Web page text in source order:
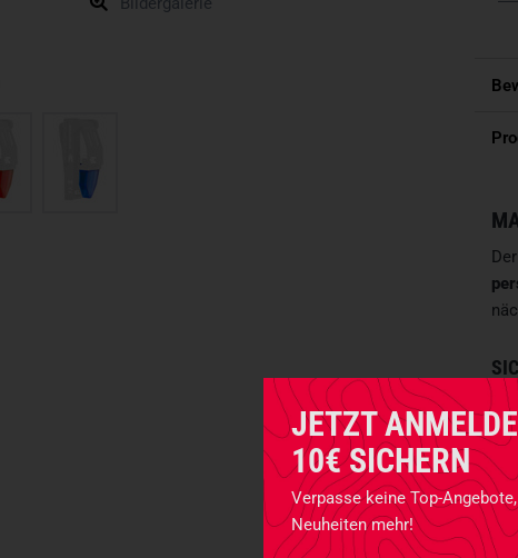
JETZT
10€ SICHERN
Verpasse keine Top-
Neuheiten mehr!
Der